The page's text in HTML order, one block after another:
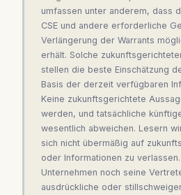
umfassen unter anderem, dass
CSE und andere erforderliche
Verlängerung der Warrants
erhält. Solche
stellen die beste Einschätzung
Basis der derzeit verfügbaren
Keine zukunftsgerichtete
werden, und tatsächliche
wesentlich abweichen. Lesern
sich nicht übermäßig auf
oder Informationen zu
Unternehmen noch seine
ausdrückliche oder